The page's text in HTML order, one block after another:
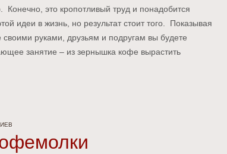
это кропотливый труд и понадобится
идеи в жизнь, но результат стоит того. Показывая
руками, друзьям и подругам вы будете
занятие – из зернышка кофе вырастить